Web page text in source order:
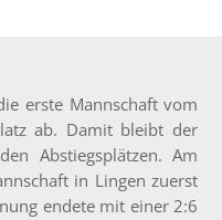
erste Mannschaft vom
ab. Damit bleibt der
Abstiegsplätzen. Am
in Lingen zuerst
endete mit einer 2:6